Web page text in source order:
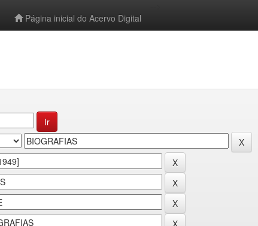
Página inicial do Acervo Digital